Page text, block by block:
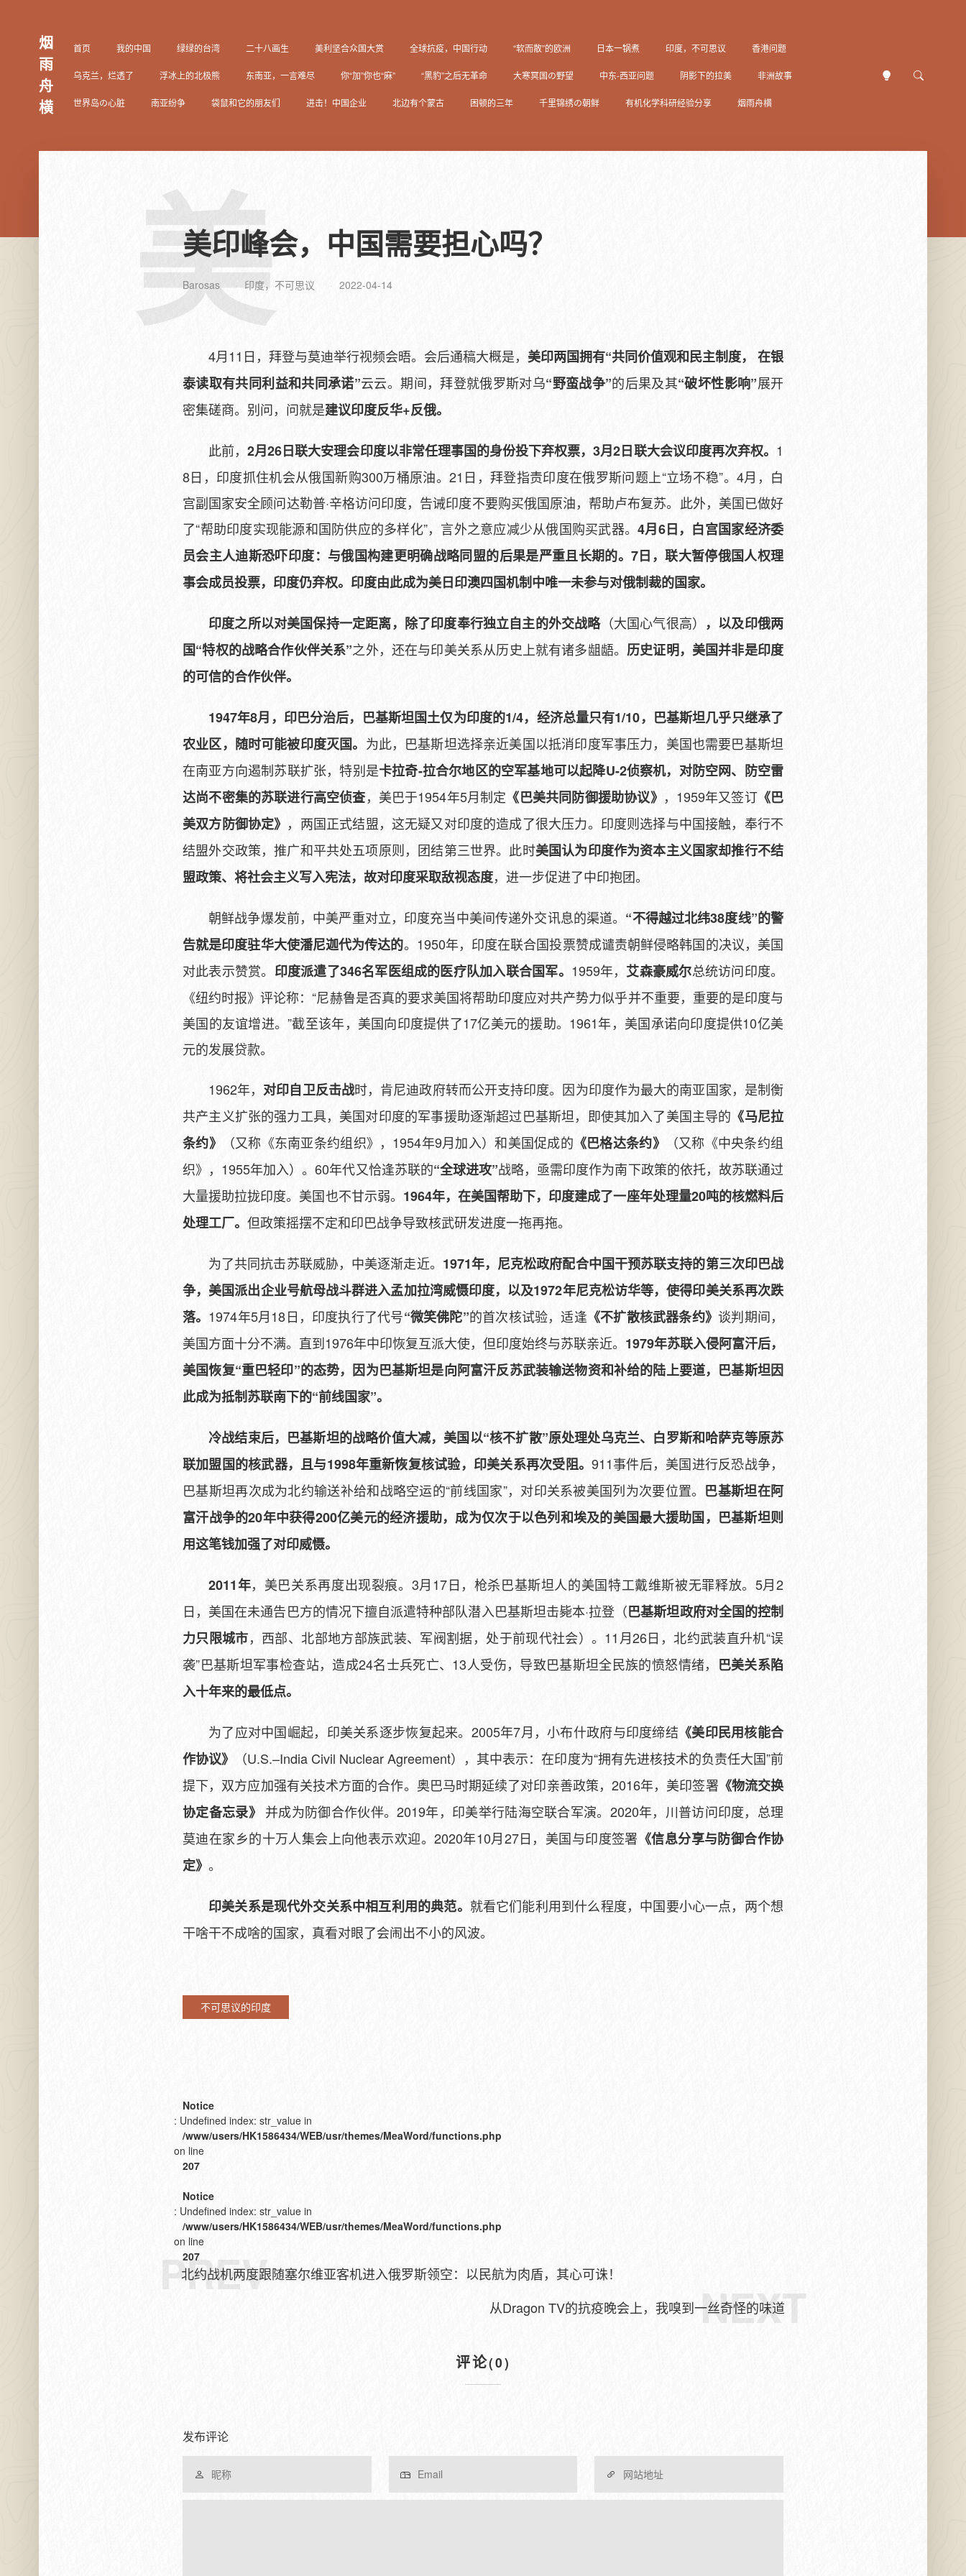
烟
雨
舟
横
首页 我的中国 绿绿的台湾 二十八画生 美利坚合众国大赏 全球抗疫，中国行动 “软而散”的欧洲 日本一锅煮 印度，不可思议 香港问题
乌克兰，烂透了 浮冰上的北极熊 东南亚，一言难尽 你“加”你也“麻” “黑豹”之后无革命 大寒冥国の野望 中东-西亚问题 阴影下的拉美 非洲故事
世界岛の心脏 南亚纷争 袋鼠和它的朋友们 进击！中国企业 北边有个蒙古 困顿的三年 千里锦绣の朝鲜 有机化学科研经验分享 烟雨舟横
美
美印峰会，中国需要担心吗？
Barosas 印度，不可思议 2022-04-14
4月11日，拜登与莫迪举行视频会晤。会后通稿大概是， 美印两国拥有“共同价值观和民主制度， 在银
泰读取有共同利益和共同承诺”云云。期间，拜登就俄罗斯对乌“野蛮战争”的后果及其“破坏性影响”展开
密集磋商。别问，问就是建议印度反华+反俄。
此前，2月26日联大安理会印度以非常任理事国的身份投下弃权票，3月2日联大会议印度再次弃权。 1
8日，印度抓住机会从俄国新购300万桶原油。21日，拜登指责印度在俄罗斯问题上“立场不稳”。4月，白
宫副国家安全顾问达勒普·辛格访问印度，告诫印度不要购买俄国原油，帮助卢布复苏。此外，美国已做好
了“帮助印度实现能源和国防供应的多样化”，言外之意应减少从俄国购买武器。4月6日，白宫国家经济委
员会主人迪斯恐吓印度：与俄国构建更明确战略同盟的后果是严重且长期的。7日，联大暂停俄国人权理
事会成员投票，印度仍弃权。印度由此成为美日印澳四国机制中唯一未参与对俄制裁的国家。
印度之所以对美国保持一定距离，除了印度奉行独立自主的外交战略（大国心气很高） ，以及印俄两
国“特权的战略合作伙伴关系”之外，还在与印美关系从历史上就有诸多龃龉。 历史证明，美国并非是印度
的可信的合作伙伴。
1947年8月，印巴分治后，巴基斯坦国土仅为印度的1/4，经济总量只有1/10，巴基斯坦几乎只继承了
农业区，随时可能被印度灭国。 为此，巴基斯坦选择亲近美国以抵消印度军事压力，美国也需要巴基斯坦
在南亚方向遏制苏联扩张，特别是卡拉奇-拉合尔地区的空军基地可以起降U-2侦察机，对防空网、防空雷
达尚不密集的苏联进行高空侦查，美巴于1954年5月制定 《巴美共同防御援助协议》 ，1959年又签订《巴
美双方防御协定》 ，两国正式结盟，这无疑又对印度的造成了很大压力。印度则选择与中国接触，奉行不
结盟外交政策，推广和平共处五项原则，团结第三世界。此时美国认为印度作为资本主义国家却推行不结
盟政策、将社会主义写入宪法，故对印度采取敌视态度，进一步促进了中印抱团。
朝鲜战争爆发前，中美严重对立，印度充当中美间传递外交讯息的渠道。 “不得越过北纬38度线”的警
告就是印度驻华大使潘尼迦代为传达的。1950年，印度在联合国投票赞成谴责朝鲜侵略韩国的决议，美国
对此表示赞赏。 印度派遣了346名军医组成的医疗队加入联合国军。 1959年， 艾森豪威尔总统访问印度。
《纽约时报》评论称：“尼赫鲁是否真的要求美国将帮助印度应对共产势力似乎并不重要，重要的是印度与
美国的友谊增进。”截至该年，美国向印度提供了17亿美元的援助。1961年，美国承诺向印度提供10亿美
元的发展贷款。
1962年， 对印自卫反击战时，肯尼迪政府转而公开支持印度。因为印度作为最大的南亚国家，是制衡
共产主义扩张的强力工具，美国对印度的军事援助逐渐超过巴基斯坦，即使其加入了美国主导的 《马尼拉
条约》
（又称《东南亚条约组织》，1954年9月加入）和美国促成的 《巴格达条约》
（又称《中央条约组
织》，1955年加入）。60年代又恰逢苏联的“全球进攻”战略，亟需印度作为南下政策的依托，故苏联通过
大量援助拉拢印度。美国也不甘示弱。 1964年，在美国帮助下，印度建成了一座年处理量20吨的核燃料后
处理工厂。 但政策摇摆不定和印巴战争导致核武研发进度一拖再拖。
为了共同抗击苏联威胁，中美逐渐走近。 1971年，尼克松政府配合中国干预苏联支持的第三次印巴战
争，美国派出企业号航母战斗群进入孟加拉湾威慑印度，以及1972年尼克松访华等，使得印美关系再次跌
落。 1974年5月18日，印度执行了代号“微笑佛陀”的首次核试验，适逢 《不扩散核武器条约》谈判期间，
美国方面十分不满。直到1976年中印恢复互派大使，但印度始终与苏联亲近。 1979年苏联入侵阿富汗后，
美国恢复“重巴轻印”的态势，因为巴基斯坦是向阿富汗反苏武装输送物资和补给的陆上要道，巴基斯坦因
此成为抵制苏联南下的“前线国家”。
冷战结束后，巴基斯坦的战略价值大减，美国以“核不扩散”原处理处乌克兰、白罗斯和哈萨克等原苏
联加盟国的核武器，且与1998年重新恢复核试验，印美关系再次受阻。 911事件后，美国进行反恐战争，
巴基斯坦再次成为北约输送补给和战略空运的“前线国家”，对印关系被美国列为次要位置。 巴基斯坦在阿
富汗战争的20年中获得200亿美元的经济援助，成为仅次于以色列和埃及的美国最大援助国，巴基斯坦则
用这笔钱加强了对印威慑。
2011年，美巴关系再度出现裂痕。3月17日，枪杀巴基斯坦人的美国特工戴维斯被无罪释放。5月2
日，美国在未通告巴方的情况下擅自派遣特种部队潜入巴基斯坦击毙本·拉登（巴基斯坦政府对全国的控制
力只限城市，西部、北部地方部族武装、军阀割据，处于前现代社会）。11月26日，北约武装直升机“误
袭”巴基斯坦军事检查站，造成24名士兵死亡、13人受伤，导致巴基斯坦全民族的愤怒情绪， 巴美关系陷
入十年来的最低点。
为了应对中国崛起，印美关系逐步恢复起来。2005年7月，小布什政府与印度缔结 《美印民用核能合
作协议》
（U.S.–India Civil Nuclear Agreement），其中表示：在印度为“拥有先进核技术的负责任大国”前
提下，双方应加强有关技术方面的合作。奥巴马时期延续了对印亲善政策，2016年，美印签署 《物流交换
协定备忘录》 并成为防御合作伙伴。2019年，印美举行陆海空联合军演。2020年，川普访问印度，总理
莫迪在家乡的十万人集会上向他表示欢迎。2020年10月27日，美国与印度签署 《信息分享与防御合作协
定》 。
印美关系是现代外交关系中相互利用的典范。 就看它们能利用到什么程度，中国要小心一点，两个想
干啥干不成啥的国家，真看对眼了会闹出不小的风波。
不可思议的印度
Notice
: Undefined index: str_value in
/www/users/HK1586434/WEB/usr/themes/MeaWord/functions.php
on line
207
Notice
: Undefined index: str_value in
/www/users/HK1586434/WEB/usr/themes/MeaWord/functions.php
on line
207
PREV
北约战机两度跟随塞尔维亚客机进入俄罗斯领空：以民航为肉盾，其心可诛！
NEXT
从Dragon TV的抗疫晚会上，我嗅到一丝奇怪的味道
评论(0)
发布评论